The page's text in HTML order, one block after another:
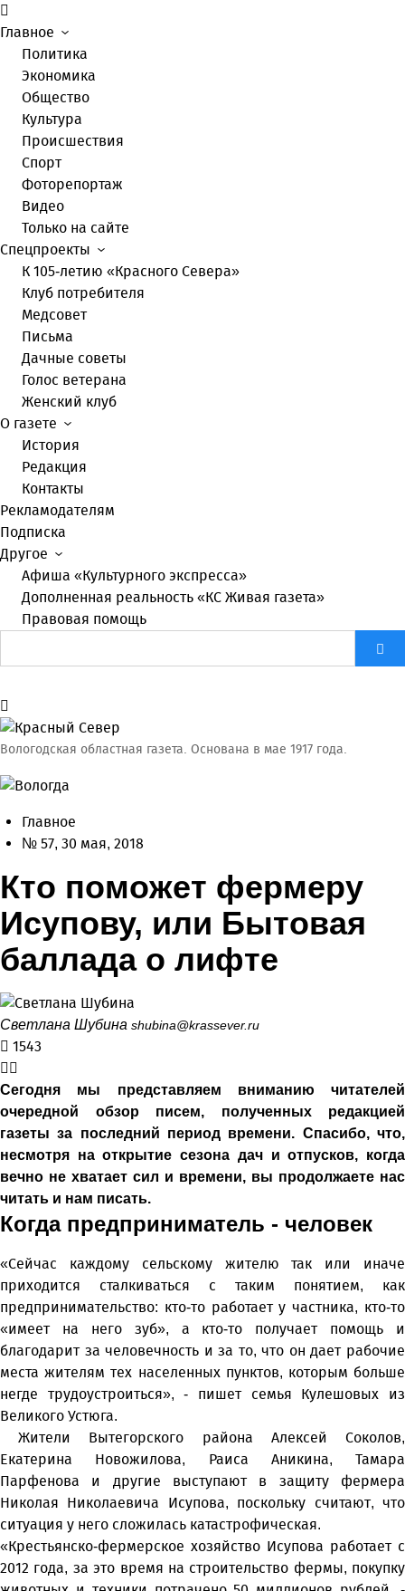
Главное
Политика
Экономика
Общество
Культура
Происшествия
Спорт
Фоторепортаж
Видео
Только на сайте
Спецпроекты
К 105-летию «Красного Севера»
Клуб потребителя
Медсовет
Письма
Дачные советы
Голос ветерана
Женский клуб
О газете
История
Редакция
Контакты
Рекламодателям
Подписка
Другое
Афиша «Культурного экспресса»
Дополненная реальность «КС Живая газета»
Правовая помощь
Вологодская областная газета. Основана в мае 1917 года.
Главное
№ 57, 30 мая, 2018
Кто поможет фермеру
Исупову, или Бытовая
баллада о лифте
Светлана Шубина shubina@krassever.ru
1543
Сегодня мы представляем вниманию читателей
очередной обзор писем, полученных редакцией
газеты за последний период времени. Спасибо, что,
несмотря на открытие сезона дач и отпусков, когда
вечно не хватает сил и времени, вы продолжаете нас
читать и нам писать.
Когда предприниматель - человек
«Сейчас каждому сельскому жителю так или иначе
приходится сталкиваться с таким понятием, как
предпринимательство: кто-то работает у частника, кто-то
«имеет на него зуб», а кто-то получает помощь и
благодарит за человечность и за то, что он дает рабочие
места жителям тех населенных пунктов, которым больше
негде трудоустроиться», - пишет семья Кулешовых из
Великого Устюга.
Жители Вытегорского района Алексей Соколов,
Екатерина Новожилова, Раиса Аникина, Тамара
Парфенова и другие выступают в защиту фермера
Николая Николаевича Исупова, поскольку считают, что
ситуация у него сложилась катастрофическая.
«Крестьянско-фермерское хозяйство Исупова работает с
2012 года, за это время на строительство фермы, покупку